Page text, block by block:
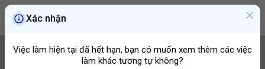
Xác nhận
Việc làm hiện tại đã hết hạn, bạn có muốn xem thêm các việc
làm khác tương tự không?